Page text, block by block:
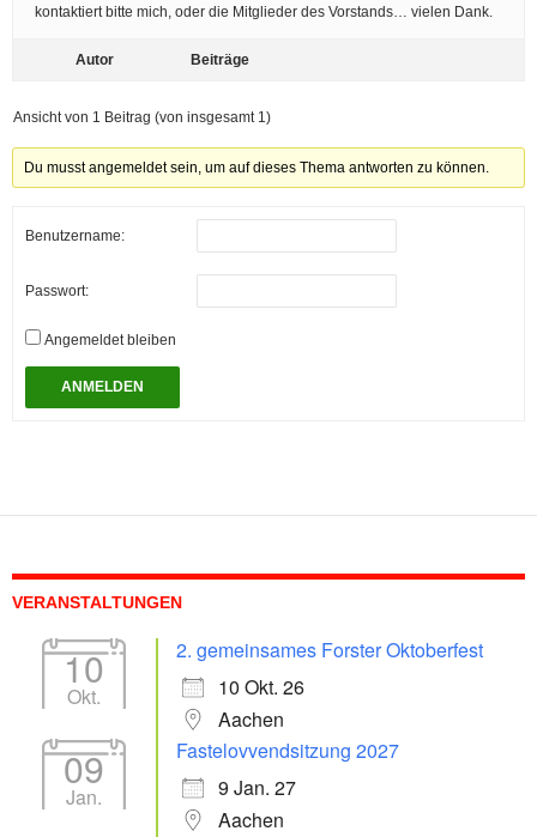
kontaktiert bitte mich, oder die Mitglieder des Vorstands… vielen Dank.
Autor Beiträge
Ansicht von 1 Beitrag (von insgesamt 1)
Du musst angemeldet sein, um auf dieses Thema antworten zu können.
Benutzername:
Passwort:
Angemeldet bleiben
ANMELDEN
VERANSTALTUNGEN
10
Okt.
2. gemeinsames Forster Oktoberfest
10 Okt. 26
Aachen
09
Jan.
Fastelovvendsitzung 2027
9 Jan. 27
Aachen